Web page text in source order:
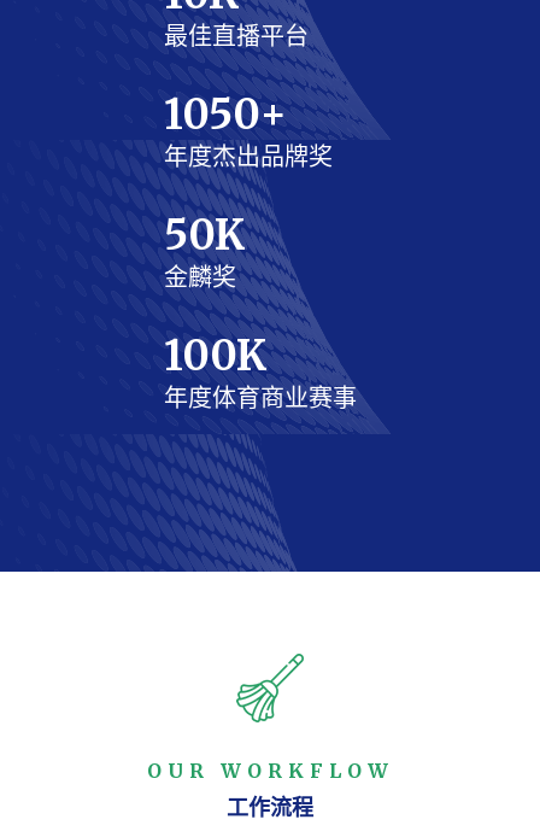
最佳直播平台
1050+
年度杰出品牌奖
50K
金麟奖
100K
年度体育商业赛事
OUR WORKFLOW
工作流程